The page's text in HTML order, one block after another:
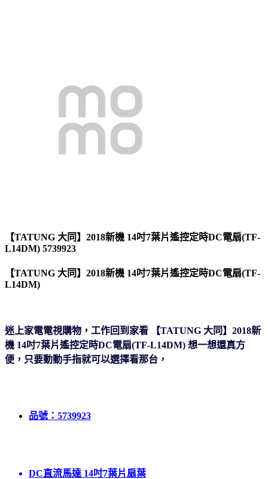
【TATUNG 大同】2018新機 14吋7葉片遙控定時DC電扇(TF-
L14DM) 5739923
【TATUNG 大同】2018新機 14吋7葉片遙控定時DC電扇(TF-
L14DM)
迷上家電電視購物，工作回到家看 【TATUNG 大同】2018新
機 14吋7葉片遙控定時DC電扇(TF-L14DM) 想一想還真方
便 ，只要動動手指就可以選擇看那台，
品號：5739923
DC直流馬達 14吋7葉片扇葉